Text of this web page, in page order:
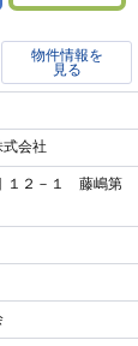
物件情報を
見る
式会社
１２－１ 藤嶋第